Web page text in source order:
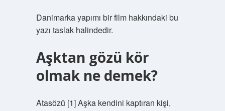
Danimarka yapımı bir film hakkındaki bu
yazı taslak halindedir.
Aşktan gözü kör
olmak ne demek?
Atasözü [1] Aşka kendini kaptıran kişi,